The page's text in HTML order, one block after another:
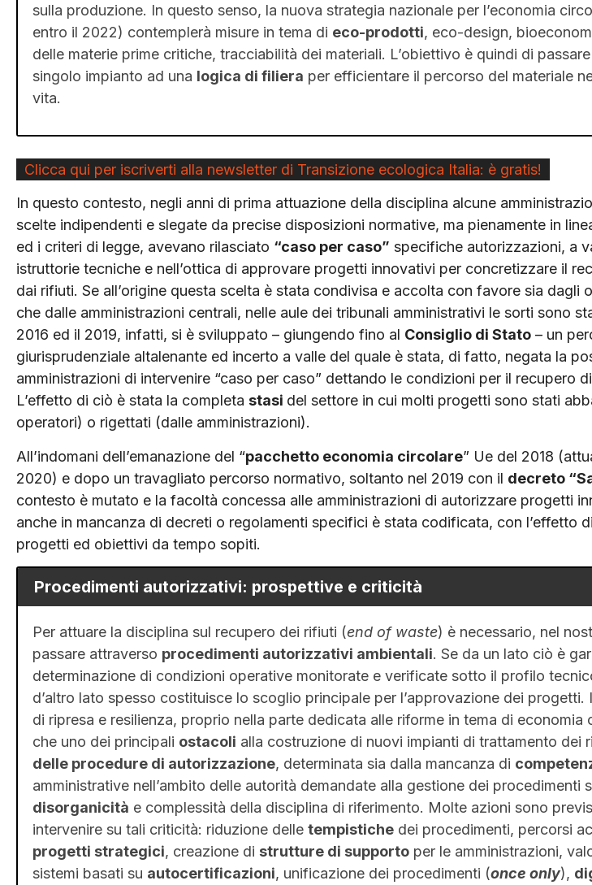
sulla produzione. In questo senso, la nuova strategia nazionale per l’economia
entro il 2022) contemplerà misure in tema di eco-prodotti, eco-design,
delle materie prime critiche, tracciabilità dei materiali. L’obiettivo è quindi di
singolo impianto ad una logica di filiera per efficientare il percorso del materiale
vita.
Clicca qui per iscriverti alla newsletter di Transizione ecologica Italia: è gratis!
In questo contesto, negli anni di prima attuazione della disciplina alcune
scelte indipendenti e slegate da precise disposizioni normative, ma pienamente in
ed i criteri di legge, avevano rilasciato “caso per caso” specifiche autorizzazioni, a
istruttorie tecniche e nell’ottica di approvare progetti innovativi per concretizzare il
dai rifiuti. Se all’origine questa scelta è stata condivisa e accolta con favore sia dagli
che dalle amministrazioni centrali, nelle aule dei tribunali amministrativi le sorti sono
2016 ed il 2019, infatti, si è sviluppato – giungendo fino al Consiglio di Stato – un
giurisprudenziale altalenante ed incerto a valle del quale è stata, di fatto, negata la
amministrazioni di intervenire “caso per caso” dettando le condizioni per il recupero
L’effetto di ciò è stata la completa stasi del settore in cui molti progetti sono stati
operatori) o rigettati (dalle amministrazioni).
All’indomani dell’emanazione del “pacchetto economia circolare” Ue del 2018
2020) e dopo un travagliato percorso normativo, soltanto nel 2019 con il decreto
contesto è mutato e la facoltà concessa alle amministrazioni di autorizzare progetti
anche in mancanza di decreti o regolamenti specifici è stata codificata, con l’effetto
progetti ed obiettivi da tempo sopiti.
Procedimenti autorizzativi: prospettive e criticità
Per attuare la disciplina sul recupero dei rifiuti (end of waste) è necessario, nel
passare attraverso procedimenti autorizzativi ambientali. Se da un lato ciò è
determinazione di condizioni operative monitorate e verificate sotto il profilo
d’altro lato spesso costituisce lo scoglio principale per l’approvazione dei progetti.
di ripresa e resilienza, proprio nella parte dedicata alle riforme in tema di economia
che uno dei principali ostacoli alla costruzione di nuovi impianti di trattamento dei
delle procedure di autorizzazione, determinata sia dalla mancanza di
amministrative nell’ambito delle autorità demandate alla gestione dei procedimenti
disorganicità e complessità della disciplina di riferimento. Molte azioni sono
intervenire su tali criticità: riduzione delle tempistiche dei procedimenti, percorsi
progetti strategici, creazione di strutture di supporto per le amministrazioni,
sistemi basati su autocertificazioni, unificazione dei procedimenti (once only),